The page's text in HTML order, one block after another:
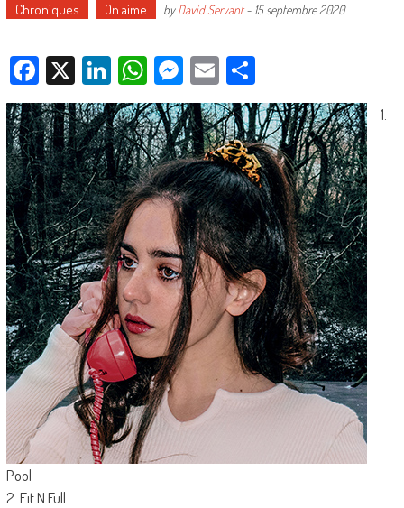
Chroniques On aime byDavid Servant- 15 septembre 2020
Facebook
X LinkedIn
WhatsApp
Messenger
EmailPartager
1.
Pool
2. Fit N Full